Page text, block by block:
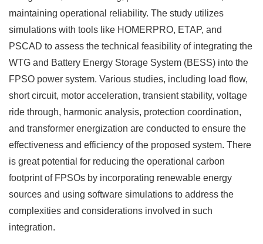
maintaining operational reliability. The study utilizes
simulations with tools like HOMERPRO, ETAP, and
PSCAD to assess the technical feasibility of integrating the
WTG and Battery Energy Storage System (BESS) into the
FPSO power system. Various studies, including load flow,
short circuit, motor acceleration, transient stability, voltage
ride through, harmonic analysis, protection coordination,
and transformer energization are conducted to ensure the
effectiveness and efficiency of the proposed system. There
is great potential for reducing the operational carbon
footprint of FPSOs by incorporating renewable energy
sources and using software simulations to address the
complexities and considerations involved in such
integration.